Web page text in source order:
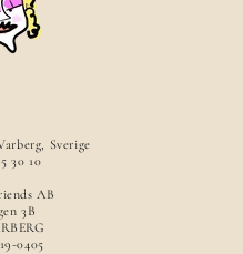
Sverige
30 10
AB
3B
0405